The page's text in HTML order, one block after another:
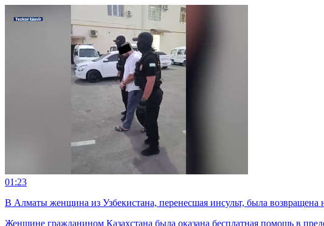
01:23
В Алматы женщина из Узбекистана, перенесшая инсульт, была возвращена
Женщине гражданином Казахстана была оказана бесплатная помощь в